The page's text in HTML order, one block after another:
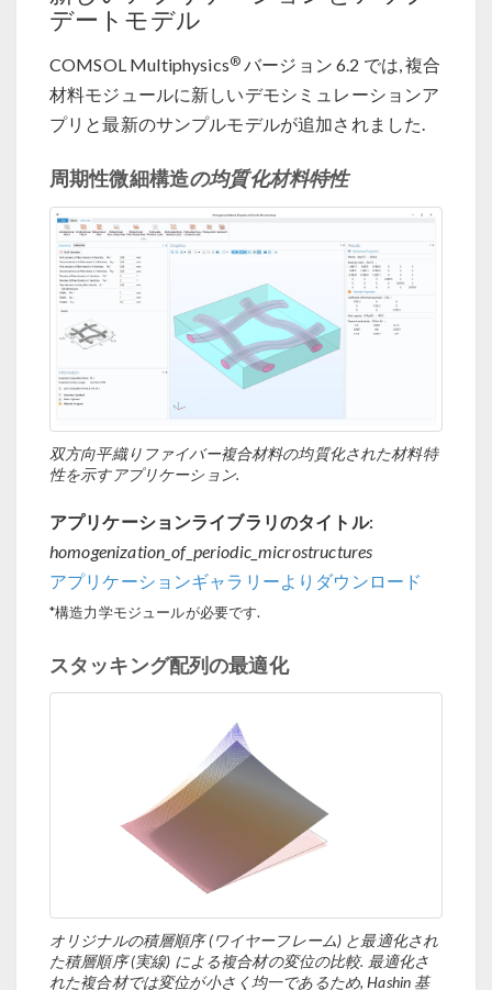
デートモデル
COMSOL Multiphysics® バージョン 6.2 では, 複合
材料モジュールに新しいデモシミュレーションア
プリと最新のサンプルモデルが追加されました.
周期性微細構造の均質化材料特性
双方向平織りファイバー複合材料の均質化された材料特
性を示すアプリケーション.
アプリケーションライブラリのタイトル:
homogenization_of_periodic_microstructures
アプリケーションギャラリーよりダウンロード
*構造力学モジュールが必要です.
スタッキング配列の最適化
オリジナルの積層順序 (ワイヤーフレーム) と最適化され
た積層順序 (実線) による複合材の変位の比較. 最適化さ
れた複合材では変位が小さく均一であるため, Hashin 基